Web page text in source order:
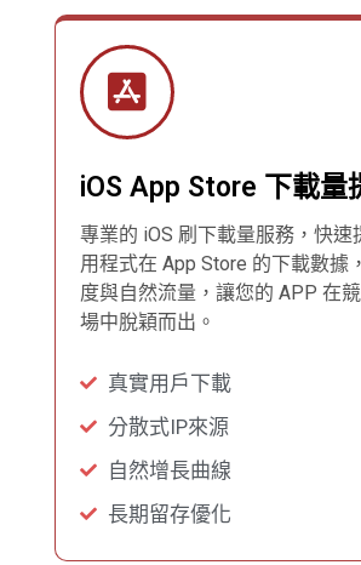
iOS App Store 下載量
專業的 iOS 刷下載量服務，快速
用程式在 App Store 的下載數據
度與自然流量，讓您的 APP 在
場中脫穎而出。
真實用戶下載
分散式IP來源
自然增長曲線
長期留存優化